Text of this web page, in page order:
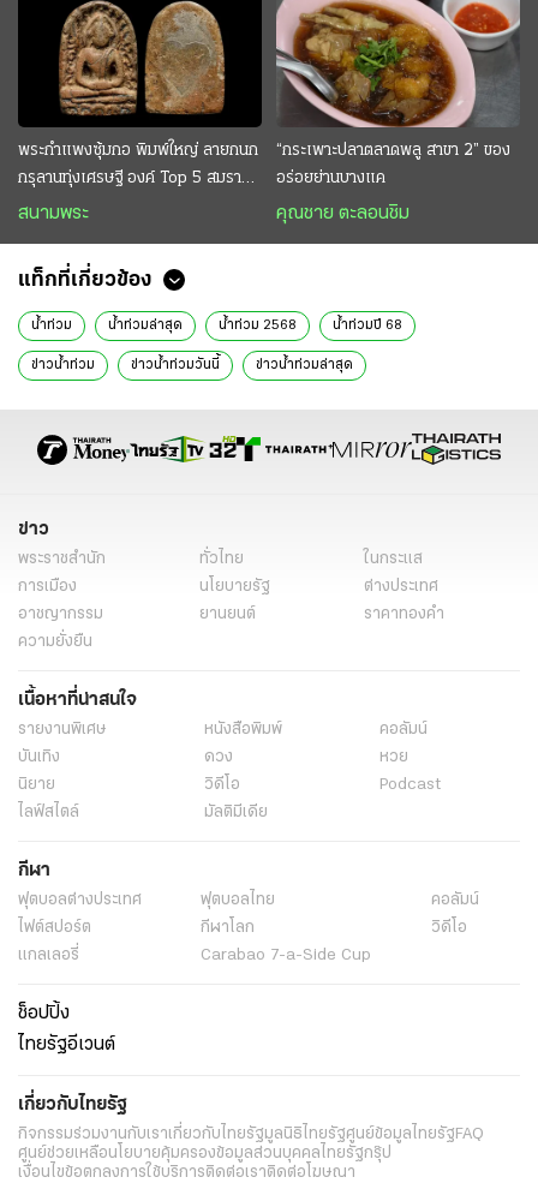
พระกำแพงซุ้มกอ พิมพ์ใหญ่ ลายกนก
กรุลานทุ่งเศรษฐี องค์ Top 5 สมราคา
หลักสิบล้าน
สนามพระ
“กระเพาะปลาตลาดพลู สาขา 2” ของ
อร่อยย่านบางแค
คุณชาย ตะลอนชิม
แท็กที่เกี่ยวข้อง
น้ำท่วม น้ําท่วมล่าสุด น้ำท่วม 2568 น้ำท่วมปี 68
ข่าวน้ําท่วม ข่าวน้ำท่วมวันนี้ ข่าวน้ําท่วมล่าสุด
น้ำท่วมภาคอีสาน น้ำท่วมภาคใต้ น้ำท่วมเชียงใหม่
น้ำท่วมตาก
น้ำท่วมชัยภูมิ น้ําท่วม สาเหตุ น้ําท่วมขัง
บริจาคน้ําท่วม สภาพอากาศ
ข่าวในกระแส
หนังสือพิมพ์ไทยรัฐ
ข่าวหน้า 1
ข่าว
พระราชสำนัก ทั่วไทย
ในกระแส
การเมือง
นโยบายรัฐ
ต่างประเทศ
อาชญากรรม
ยานยนต์
ราคาทองคำ
ความยั่งยืน
เนื้อหาที่น่าสนใจ
รายงานพิเศษ หนังสือพิมพ์
คอลัมน์
บันเทิง
ดวง
หวย
นิยาย
วิดีโอ
Podcast
ไลฟ์สไตล์
มัลติมีเดีย
กีฬา
ฟุตบอลต่่างประเทศ ฟุตบอลไทย
คอลัมน์
ไฟต์สปอร์ต
กีฬาโลก
วิดีโอ
แกลเลอรี่
Carabao 7-a-Side Cup
ช็อปปิ้ง
ไทยรัฐอีเวนต์
เกี่ยวกับไทยรัฐ
กิจกรรมร่วมงานกับเราเกี่ยวกับไทยรัฐมูลนิธิไทยรัฐศูนย์ข้อมูลไทยรัฐFAQ
ศูนย์ช่วยเหลือนโยบายคุ้มครองข้อมูลส่วนบุคคลไทยรัฐกรุ๊ป
เงื่อนไขข้อตกลงการใช้บริการติดต่อเราติดต่อโฆษณา